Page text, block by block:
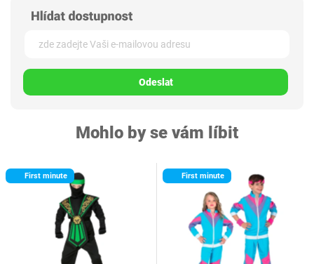
Odeslat
Mohlo by se vám líbit
First minute First minute